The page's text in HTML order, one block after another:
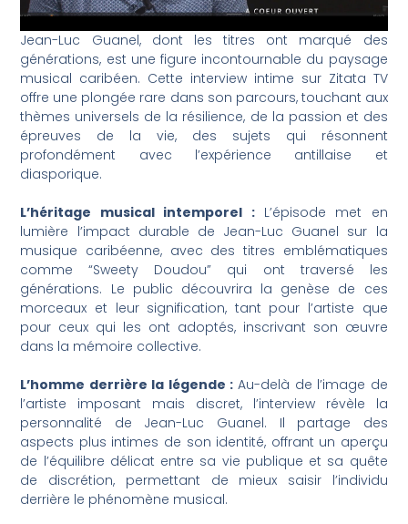
Jean-Luc Guanel, dont les titres ont marqué des
générations, est une figure incontournable du paysage
musical caribéen. Cette interview intime sur Zitata TV
offre une plongée rare dans son parcours, touchant aux
thèmes universels de la résilience, de la passion et des
épreuves de la vie, des sujets qui résonnent
profondément avec l’expérience antillaise et
diasporique.
L’héritage musical intemporel :L’épisode met en
lumière l’impact durable de Jean-Luc Guanel sur la
musique caribéenne, avec des titres emblématiques
comme “Sweety Doudou” qui ont traversé les
générations. Le public découvrira la genèse de ces
morceaux et leur signification, tant pour l’artiste que
pour ceux qui les ont adoptés, inscrivant son œuvre
dans la mémoire collective.
L’homme derrière la légende : Au-delà de l’image de
l’artiste imposant mais discret, l’interview révèle la
personnalité de Jean-Luc Guanel. Il partage des
aspects plus intimes de son identité, offrant un aperçu
de l’équilibre délicat entre sa vie publique et sa quête
de discrétion, permettant de mieux saisir l’individu
derrière le phénomène musical.